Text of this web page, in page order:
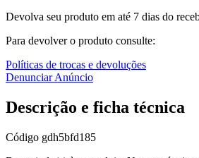
Devolva seu produto em até 7 dias do
Para devolver o produto consulte:
Políticas de trocas e devoluções
Denunciar Anúncio
Descrição e ficha técnica
Código gdh5bfd185